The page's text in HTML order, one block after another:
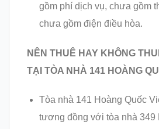
gồm phí dịch vụ, chưa gồm
chưa gồm điện điều hòa.
NÊN THUÊ HAY KHÔNG
TẠI TÒA NHÀ 141 HOÀNG
Tòa nhà 141 Hoàng Quốc
tương đồng với tòa nhà 349